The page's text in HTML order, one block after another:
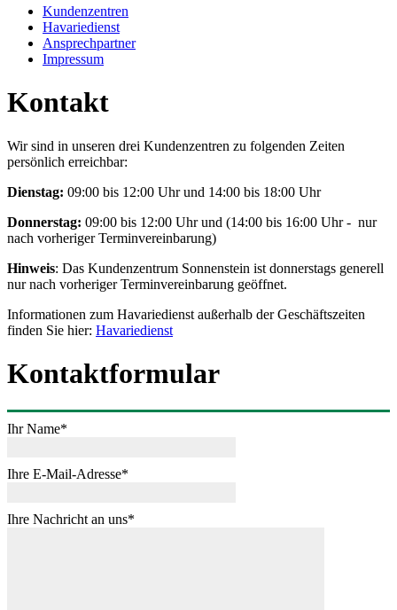
Kundenzentren
Havariedienst
Ansprechpartner
Impressum
Kontakt
Wir sind in unseren drei Kundenzentren zu folgenden Zeiten
persönlich erreichbar:
Dienstag: 09:00 bis 12:00 Uhr und 14:00 bis 18:00 Uhr
Donnerstag: 09:00 bis 12:00 Uhr und (14:00 bis 16:00 Uhr - nur
nach vorheriger Terminvereinbarung)
Hinweis: Das Kundenzentrum Sonnenstein ist donnerstags generell
nur nach vorheriger Terminvereinbarung geöffnet.
Informationen zum Havariedienst außerhalb der Geschäftszeiten
finden Sie hier: Havariedienst
Kontaktformular
Ihr Name
Ihre E-Mail-Adresse
Ihre Nachricht an uns